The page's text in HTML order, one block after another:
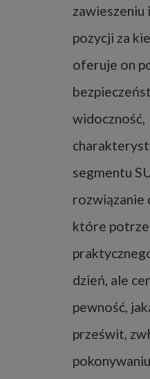
zawieszeniu
pozycji za
oferuje on
widoczność,
segmentu
rozwiązanie
które
dzień, ale
pewność,
prześwit,